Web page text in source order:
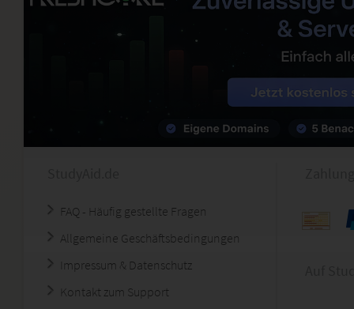
FAQ - Häufig gestellte Fragen
Allgemeine Geschäftsbedingungen
Impressum & Datenschutz
Kontakt zum Support